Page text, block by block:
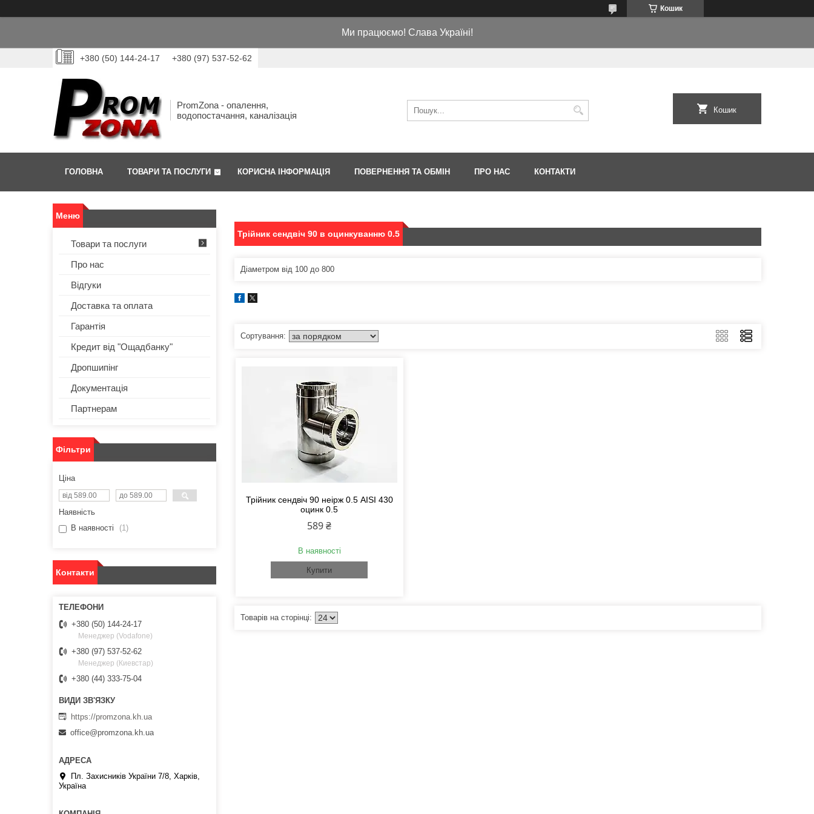
Кошик
Ми працюємо! Слава Україні!
+380 (50) 144-24-17 +380 (97) 537-52-62
PromZona - опалення,
водопостачання, каналізація
Кошик
ГОЛОВНА ТОВАРИ ТА ПОСЛУГИ КОРИСНА ІНФОРМАЦІЯ ПОВЕРНЕННЯ ТА ОБМІН ПРО НАС КОНТАКТИ
Трійник сендвіч 90 в оцинкуванню 0.5
Діаметром від 100 до 800
Трійник сендвіч 90 неірж 0.5 AISI 430
оцинк 0.5
589 ₴
В наявності
Купити
Товари та послуги
Про нас
Відгуки
Доставка та оплата
Гарантія
Кредит від "Ощадбанку"
Дропшипінг
Документація
Партнерам
Фільтри
Ціна
Наявність
В наявності
1
Контакти
+380 (50) 144-24-17
Менеджер (Vodafone)
+380 (97) 537-52-62
Менеджер (Киевстар)
+380 (44) 333-75-04
https://promzona.kh.ua
office@promzona.kh.ua
Пл. Захисників України 7/8, Харків,
Україна